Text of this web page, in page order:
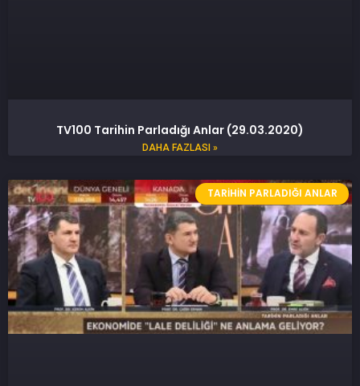
TV100 Tarihin Parladığı Anlar (29.03.2020)
DAHA FAZLASI »
TARIHIN PARLADIĞI ANLAR